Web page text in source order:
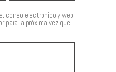
correo electrónico y web
para la próxima vez que